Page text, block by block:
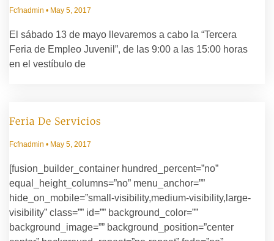
Fcfnadmin May 5, 2017
El sábado 13 de mayo llevaremos a cabo la “Tercera
Feria de Empleo Juvenil”, de las 9:00 a las 15:00 horas
en el vestíbulo de
Feria De Servicios
Fcfnadmin May 5, 2017
[fusion_builder_container hundred_percent=”no”
equal_height_columns=”no” menu_anchor=””
hide_on_mobile=”small-visibility,medium-visibility,large-
visibility” class=”” id=”” background_color=””
background_image=”” background_position=”center